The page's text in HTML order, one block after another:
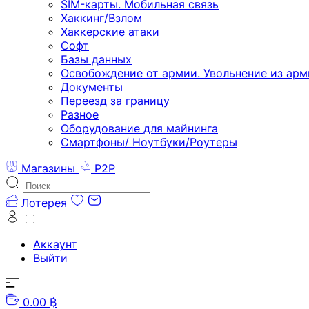
SIM-карты. Мобильная связь
Хаккинг/Взлом
Хаккерские атаки
Софт
Базы данных
Освобождение от армии. Увольнение из
Документы
Переезд за границу
Разное
Оборудование для майнинга
Смартфоны/ Ноутбуки/Роутеры
Магазины
P2P
Лотерея
Аккаунт
Выйти
0.00 ₿